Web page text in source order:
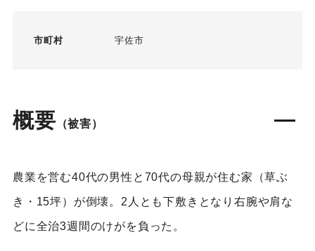
市町村 宇佐市
概要 （被害）
農業を営む40代の男性と70代の母親が住む家（草ぶ
き・15坪）が倒壊。2人とも下敷きとなり右腕や肩な
どに全治3週間のけがを負った。